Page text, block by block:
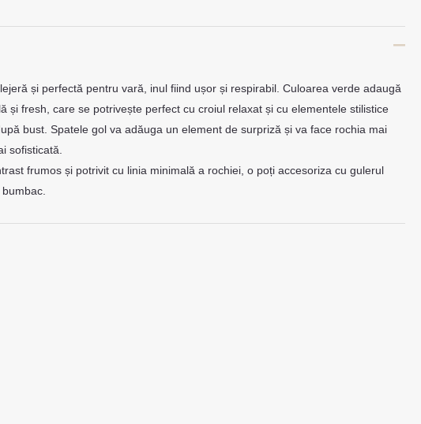
și perfectă pentru vară, inul fiind ușor și respirabil. Culoarea verde adaugă
și fresh, care se potrivește perfect cu croiul relaxat și cu elementele stilistice
bust. Spatele gol va adăuga un element de surpriză și va face rochia mai
sofisticată.
frumos și potrivit cu linia minimală a rochiei, o poți accesoriza cu gulerul